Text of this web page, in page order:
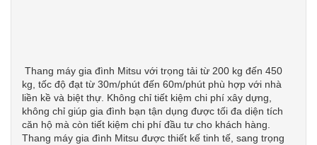
Thang máy gia đình Mitsu với trọng tải từ 200 kg đến 450
kg, tốc độ đạt từ 30m/phút đến 60m/phút phù hợp với nhà
liền kề và biệt thự. Không chỉ tiết kiệm chi phí xây dựng,
không chỉ giúp gia đình bạn tận dụng được tối đa diện tích
căn hộ mà còn tiết kiệm chi phí đầu tư cho khách hàng.
Thang máy gia đình Mitsu được thiết kế tinh tế, sang trọng